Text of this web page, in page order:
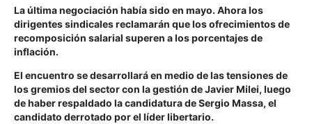
La última negociación había sido en mayo. Ahora los
dirigentes sindicales reclamarán que los ofrecimientos de
recomposición salarial superen a los porcentajes de
inflación.
El encuentro se desarrollará en medio de las tensiones de
los gremios del sector con la gestión de Javier Milei, luego
de haber respaldado la candidatura de Sergio Massa, el
candidato derrotado por el líder libertario.